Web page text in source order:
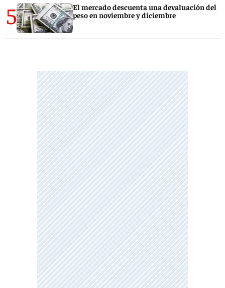
5
El mercado descuenta una devaluación del
peso en noviembre y diciembre